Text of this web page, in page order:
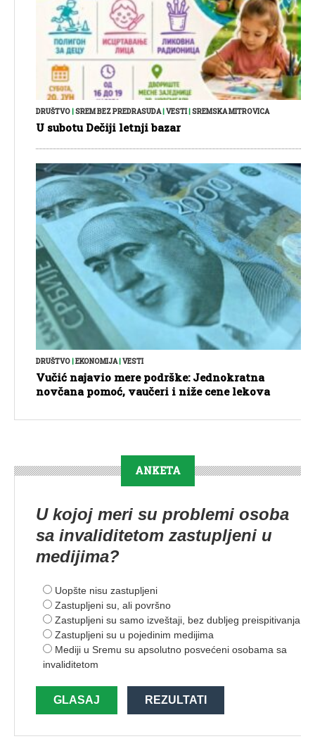
DRUŠTVO|SREM BEZ PREDRASUDA|VESTI|SREMSKA MITROVICA
U subotu Dečiji letnji bazar
DRUŠTVO|EKONOMIJA|VESTI
Vučić najavio mere podrške: Jednokratna
novčana pomoć, vaučeri i niže cene lekova
ANKETA
U kojoj meri su problemi osoba
sa invaliditetom zastupljeni u
medijima?
Uopšte nisu zastupljeni
Zastupljeni su, ali površno
Zastupljeni su samo izveštaji, bez dubljeg preispitivanja
Zastupljeni su u pojedinim medijima
Mediji u Sremu su apsolutno posvećeni osobama sa
invaliditetom
GLASAJ REZULTATI